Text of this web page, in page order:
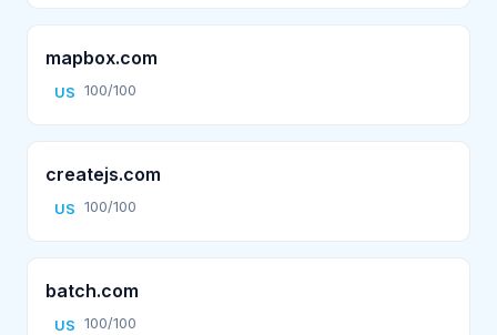
mapbox.com
US 100/100
createjs.com
US 100/100
batch.com
US 100/100